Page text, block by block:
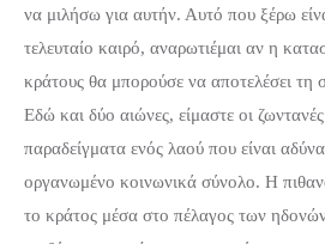
να μιλήσω για αυτήν. Αυτό που ξέρω
τελευταίο καιρό, αναρωτιέμαι αν η
κράτους θα μπορούσε να αποτελέσει
Εδώ και δύο αιώνες, είμαστε οι
παραδείγματα ενός λαού που είναι
οργανωμένο κοινωνικά σύνολο. Η
το κράτος μέσα στο πέλαγος των